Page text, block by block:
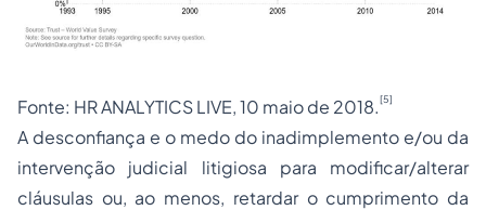
Fonte: HR ANALYTICS LIVE, 10 maio de 2018.[5]
A desconfiança e o medo do inadimplemento e/ou da
intervenção judicial litigiosa para modificar/alterar
cláusulas ou, ao menos, retardar o cumprimento da